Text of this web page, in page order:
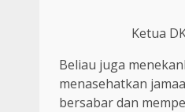
Ketua
Beliau juga
menasehatkan
bersabar dan